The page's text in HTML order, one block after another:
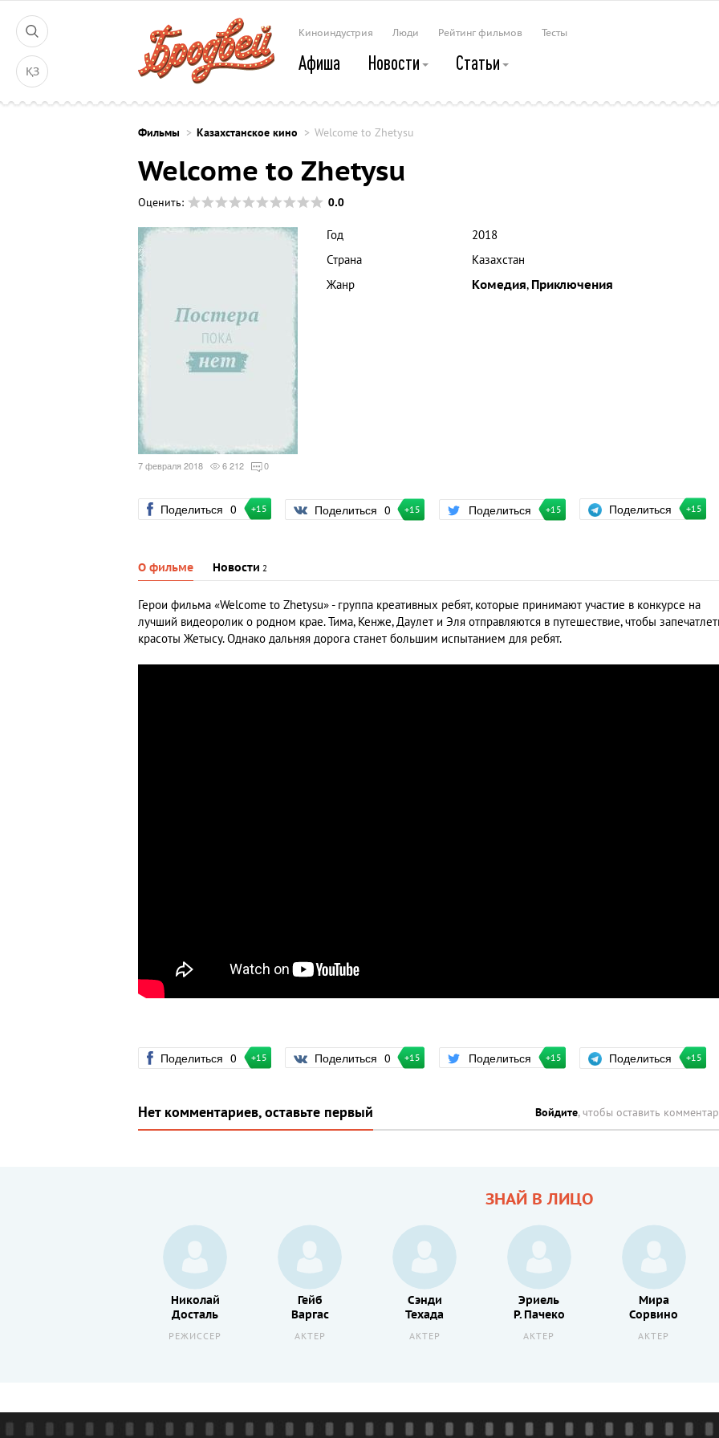
ҚЗ
Киноиндустрия Люди Рейтинг фильмов Тесты
Афиша Новости Статьи
Фильмы Казахстанское кино Welcome to Zhetysu
Welcome to Zhetysu
Оценить: 0.0
7 февраля 2018 6 212 0
Год
2018
Страна
Казахстан
Жанр
Комедия, Приключения
Поделиться 0 +15 Поделиться 0 +15 Поделиться +15 Поделиться +15
О фильме Новости 2
Герои фильма «Welcome to Zhetysu» - группа креативных ребят, которые принимают участие в конкурсе на
лучший видеоролик о родном крае. Тима, Кенже, Даулет и Эля отправляются в путешествие, чтобы
красоты Жетысу. Однако дальняя дорога станет большим испытанием для ребят.
Поделиться 0 +15 Поделиться 0 +15 Поделиться +15 Поделиться +15
Нет комментариев, оставьте первый Войдите, чтобы оставить
ЗНАЙ В ЛИЦО
Николай
Досталь
РЕЖИССЕР
Гейб
Варгас
АКТЕР
Сэнди
Техада
АКТЕР
Эриель
Р. Пачеко
АКТЕР
Мира
Сорвино
АКТЕР